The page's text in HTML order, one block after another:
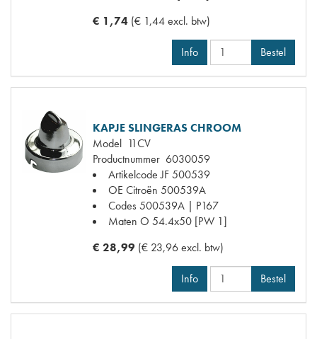
€ 1,74 (€ 1,44 excl. btw)
Info Bestel
KAPJE SLINGERAS CHROOM
Model 11CV
Productnummer 6030059
Artikelcode JF500539
OE Citroën 500539A
Codes500539A | P167
Maten O 54.4x50 [PW 1]
€ 28,99 (€ 23,96 excl. btw)
Info Bestel